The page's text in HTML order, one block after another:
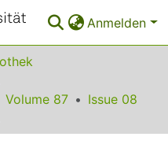
Anmelden
Volume 87
Issue 08